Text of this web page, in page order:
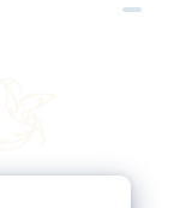
med Reiki